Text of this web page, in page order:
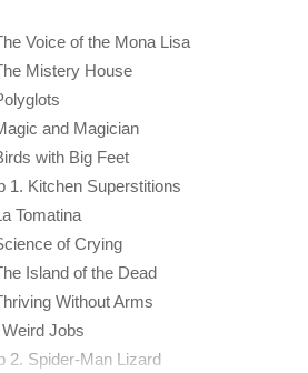
Voice of the Mona Lisa
Mistery House
and Magician
with Big Feet
1. Kitchen Superstitions
Tomatina
of Crying
Island of the Dead
Without Arms
Jobs
2. Spider-Man Lizard